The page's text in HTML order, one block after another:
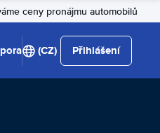
ceny pronájmu automobilů
(CZ) Přihlášení